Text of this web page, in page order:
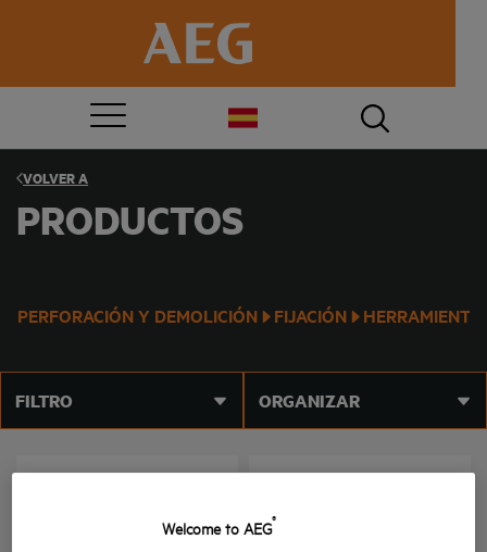
VOLVER A
PRODUCTOS
PERFORACIÓN Y DEMOLICIÓN FIJACIÓN
FILTRO ORGANIZAR
Welcome to AEG®